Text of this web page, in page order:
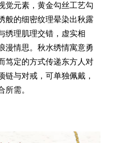
觉元素，黄金勾丝工艺勾
般的细密纹理晕染出秋露
绣理肌理交错，虚实相
漫情思。秋水绣情寓意勇
笃定的方式传递东方人对
链与对戒，可单独佩戴，
所需。